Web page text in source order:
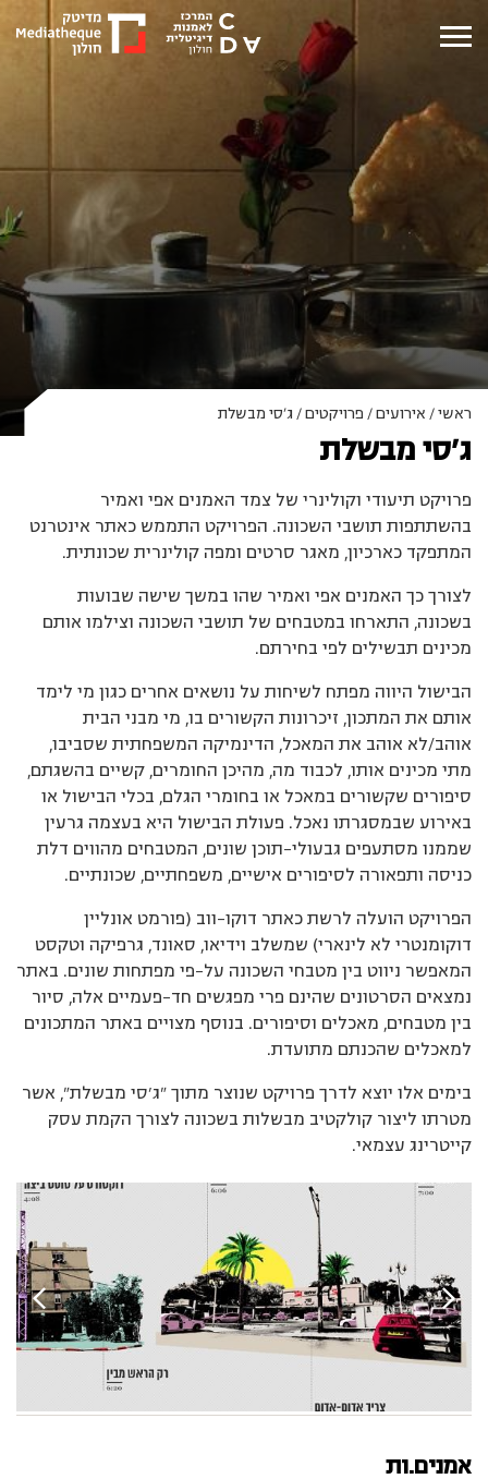
ראשי / אירועים / פרויקטים / ג’סי מבשלת
ג’סי מבשלת
פרויקט תיעודי וקולינרי של צמד האמנים אפי ואמיר
בהשתתפות תושבי השכונה. הפרויקט התממש כאתר אינטרנט
המתפקד כארכיון, מאגר סרטים ומפה קולינרית שכונתית.
לצורך כך האמנים אפי ואמיר שהו במשך שישה שבועות
בשכונה, התארחו במטבחים של תושבי השכונה וצילמו אותם
מכינים תבשילים לפי בחירתם.
הבישול היווה מפתח לשיחות על נושאים אחרים כגון מי לימד
אותם את המתכון, זיכרונות הקשורים בו, מי מבני הבית
אוהב/לא אוהב את המאכל, הדינמיקה המשפחתית שסביבו,
מתי מכינים אותו, לכבוד מה, מהיכן החומרים, קשיים בהשגתם,
סיפורים שקשורים במאכל או בחומרי הגלם, בכלי הבישול או
באירוע שבמסגרתו נאכל. פעולת הבישול היא בעצמה גרעין
שממנו מסתעפים גבעולי-תוכן שונים, המטבחים מהווים דלת
כניסה ותפאורה לסיפורים אישיים, משפחתיים, שכונתיים.
הפרויקט הועלה לרשת כאתר דוקו-ווב (פורמט אונליין
דוקומנטרי לא לינארי) שמשלב וידיאו, סאונד, גרפיקה וטקסט
המאפשר ניווט בין מטבחי השכונה על-פי מפתחות שונים. באתר
נמצאים הסרטונים שהינם פרי מפגשים חד-פעמיים אלה, סיור
בין מטבחים, מאכלים וסיפורים. בנוסף מצויים באתר המתכונים
למאכלים שהכנתם מתועדת.
בימים אלו יוצא לדרך פרויקט שנוצר מתוך "ג’סי מבשלת", אשר
מטרתו ליצור קולקטיב מבשלות בשכונה לצורך הקמת עסק
קייטרינג עצמאי.
אמנים.ות